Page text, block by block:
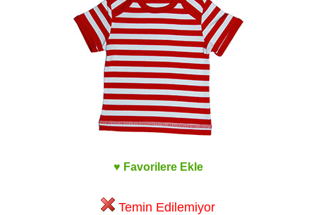
♥ Favorilere Ekle
Temin Edilemiyor